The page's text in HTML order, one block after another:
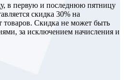
в первую и последнюю пятницу
скидка 30% на
товаров. Скидка не может быть
за исключением начисления и